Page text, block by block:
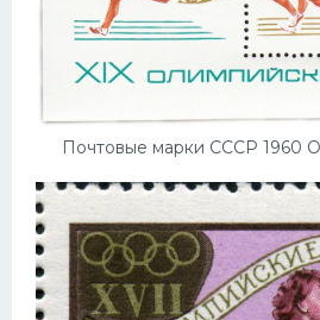
Почтовые марки СССР 1960